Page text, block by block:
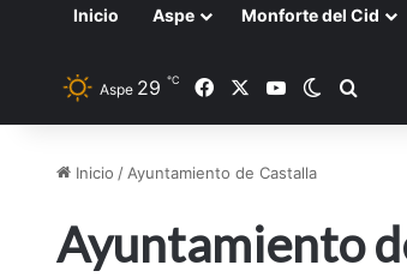
Inicio Aspe Monforte del Cid
Aspe 29 ℃ FacebookYouTubeSwitch
Inicio / Ayuntamiento de Castalla
Ayuntamiento